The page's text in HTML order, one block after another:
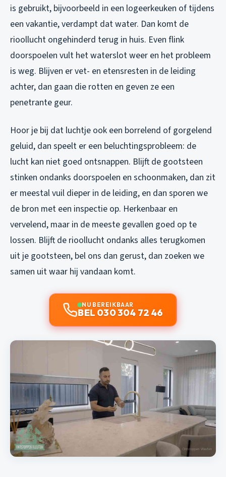
is gebruikt, bijvoorbeeld in een logeerkeuken of tijdens
een vakantie, verdampt dat water. Dan komt de
rioollucht ongehinderd terug in huis. Even flink
doorspoelen vult het waterslot weer en het probleem
is weg. Blijven er vet- en etensresten in de leiding
achter, dan gaan die rotten en geven ze een
penetrante geur.
Hoor je bij dat luchtje ook een borrelend of gorgelend
geluid, dan speelt er een beluchtingsprobleem: de
lucht kan niet goed ontsnappen. Blijft de gootsteen
stinken ondanks doorspoelen en schoonmaken, dan zit
er meestal vuil dieper in de leiding, en dan sporen we
de bron met een inspectie op. Herkenbaar en
vervelend, maar in de meeste gevallen goed op te
lossen. Blijft de rioollucht ondanks alles terugkomen
uit je gootsteen, bel ons dan gerust, dan zoeken we
samen uit waar hij vandaan komt.
NU BEREIKBAAR
BEL 030 304 72 46